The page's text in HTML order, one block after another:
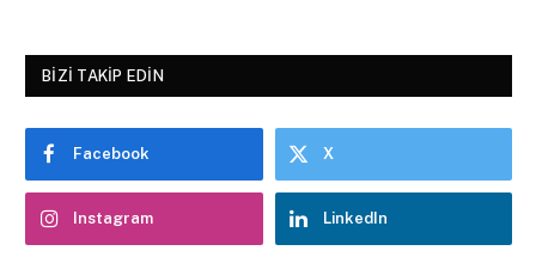
BIZI TAKIP EDIN
Facebook X
Instagram LinkedIn